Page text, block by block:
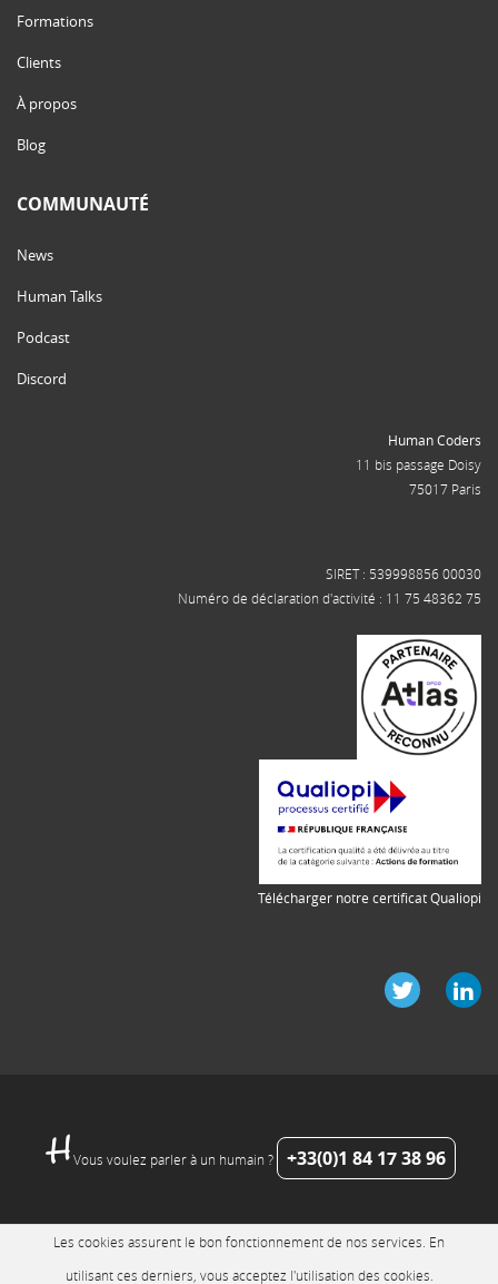
Formations
Clients
À propos
Blog
COMMUNAUTÉ
News
Human Talks
Podcast
Discord
Human Coders
11 bis passage Doisy
75017 Paris
SIRET : 539998856 00030
Numéro de déclaration d'activité : 11 75 48362 75
Télécharger notre certificat Qualiopi
Vous voulez parler à un humain ? +33(0)1 84 17 38 96
Les cookies assurent le bon fonctionnement de nos services. En
utilisant ces derniers, vous acceptez l'utilisation des cookies.